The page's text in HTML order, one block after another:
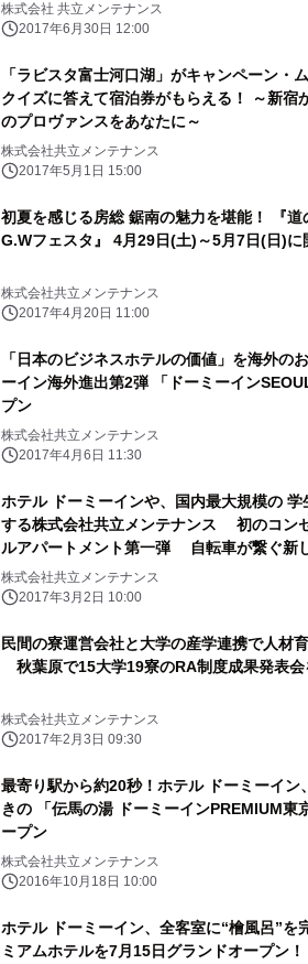
株式会社 共立メンテナンス
2017年6月30日 12:00
「ラビスタ富士河口湖」がキャンペーン
クイズに答えて宿泊券がもらえる！ ～新宿
のプロヴァンスをあなたに～
株式会社共立メンテナンス
2017年5月1日 15:00
初夏を感じる房総 鋸南の魅力を堪能！ 『
G.Wフェスタ』 4月29日(土)～5月7日(日)に
株式会社共立メンテナンス
2017年4月20日 11:00
「日本のビジネスホテルの価値」を海外の
ーイン海外進出第2弾 「ドーミーイン
プン
株式会社共立メンテナンス
2017年4月6日 11:30
ホテル ドーミーインや、国内最大規模の 学
する株式会社共立メンテナンス 初のコン
ルアパートメント第一弾 自転車が繋ぐ新
ル ドミール花小金井Pedal 4月オープン！
株式会社共立メンテナンス
2017年3月2日 10:00
民間の寮運営会社と大学の産学連携で人材
秋葉原で15大学19寮のRA制度成果発表
株式会社共立メンテナンス
2017年2月3日 09:30
最寄り駅から約20秒！ホテル ドーミーイン
きの 「伝馬の湯 ドーミーインPREMIUM東
ープン
株式会社共立メンテナンス
2016年10月18日 10:00
ホテル ドーミーイン、全客室に“檜風呂”を
ミアムホテルを7月15日グランドオープン